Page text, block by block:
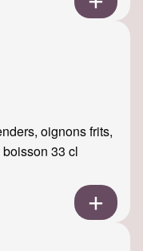
oignons frits,
33 cl